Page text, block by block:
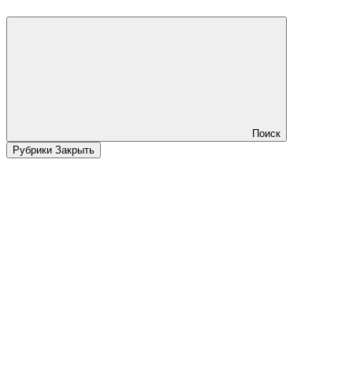
Поиск
Рубрики Закрыть